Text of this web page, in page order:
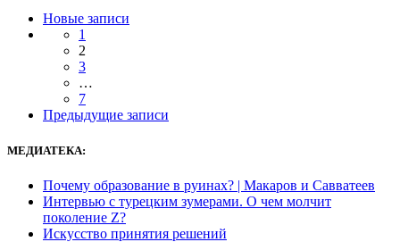
Навигация
записям
Новые
записи
Новые записи
1
2
3
…
7
Предыдущие
Предыдущие записи
МЕДИАТЕКА:
Почему образование в руинах? | Макаров и Савватеев
Интервью с турецким зумерами. О чем молчит
поколение Z?
Искусство принятия решений